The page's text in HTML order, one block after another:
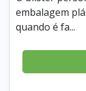
embalagem
quando é fa...